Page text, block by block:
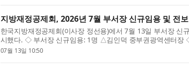
지방재정공제회, 2026년 7월 부서장 신규임용 및 전
한국지방재정공제회(이사장 정선용)에서 7월 13일 부서장 신
시했다. ◇ 부서장 신규임용: 1명 △김인덕 중부권광역센터장
석 공제보상부장 △김영식 회원지원부장 한국지방재정공제회
07월 13일 10:50